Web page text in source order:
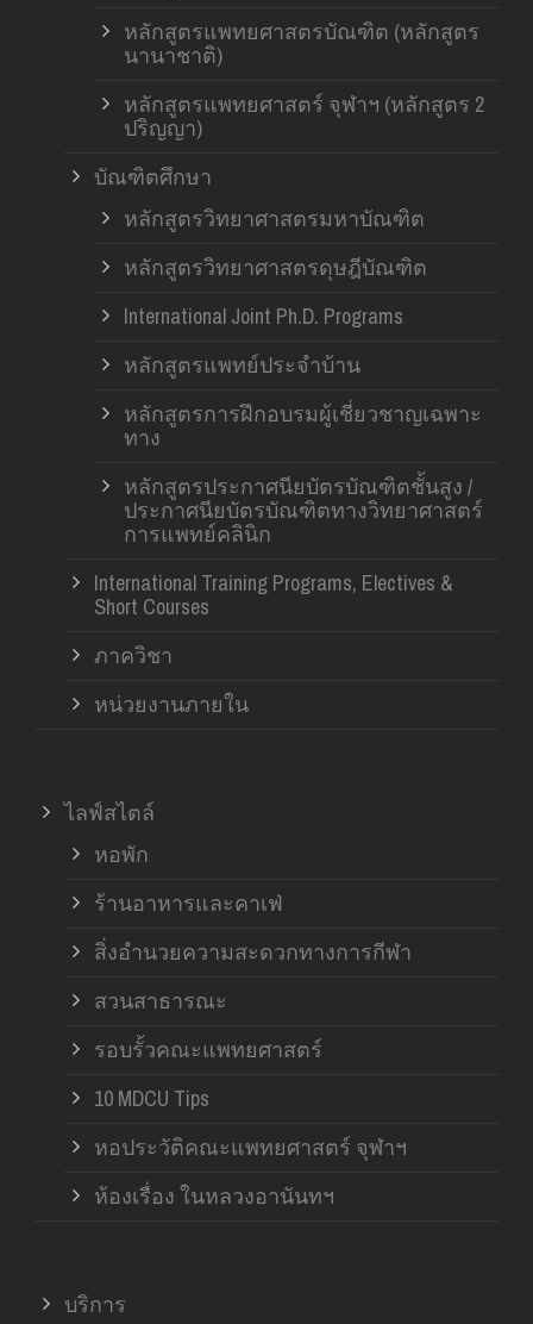
หลักสูตรแพทยศาสตรบัณฑิต (หลักสูตร
นานาชาติ)
หลักสูตรแพทยศาสตร์ จุฬาฯ (หลักสูตร 2
ปริญญา)
บัณฑิตศึกษา
หลักสูตรวิทยาศาสตรมหาบัณฑิต
หลักสูตรวิทยาศาสตรดุษฎีบัณฑิต
International Joint Ph.D. Programs
หลักสูตรแพทย์ประจำบ้าน
หลักสูตรการฝึกอบรมผู้เชี่ยวชาญเฉพาะ
ทาง
หลักสูตรประกาศนียบัตรบัณฑิตชั้นสูง /
ประกาศนียบัตรบัณฑิตทางวิทยาศาสตร์
การแพทย์คลินิก
International Training Programs, Electives &
Short Courses
ภาควิชา
หน่วยงานภายใน
ไลฟ์สไตล์
หอพัก
ร้านอาหารและคาเฟ่
สิ่งอำนวยความสะดวกทางการกีฬา
สวนสาธารณะ
รอบรั้วคณะแพทยศาสตร์
10 MDCU Tips
หอประวัติคณะแพทยศาสตร์ จุฬาฯ
ห้องเรื่อง ในหลวงอานันทฯ
บริการ